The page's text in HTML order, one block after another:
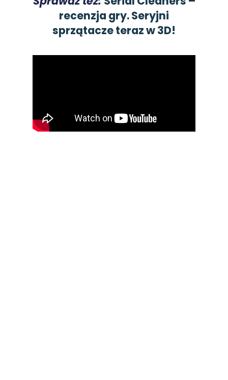
recenzja gry. Seryjni
sprzątacze teraz w 3D!